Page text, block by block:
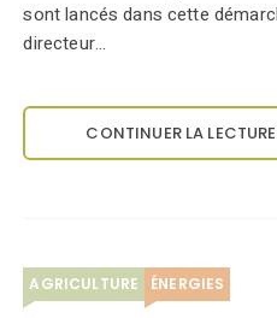
sont lancés dans cette
directeur…
CONTINUER LA LECTURE
AGRICULTURE ÉNERGIES